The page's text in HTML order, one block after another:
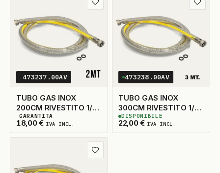
Aggiungi ai preferiti
473237.00AV
TUBO GAS INOX
200CM RIVESTITO 1/2-
1/2
18,00€ IVA INCL.
3DISPONIBILI
GARANTITA
473238.00AV
TUBO GAS INOX
300CM RIVESTITO 1/2-
1/2
22,00€ IVA INCL.
3DISPONIBILI
DISPONIBILE
Aggiungi ai preferiti